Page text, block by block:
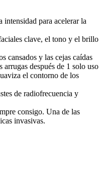
para acelerar la
clave, el tono y el brillo
cansados y las cejas caídas
después de 1 solo uso
el contorno de los
de radiofrecuencia y
consigo. Una de las
invasivas.